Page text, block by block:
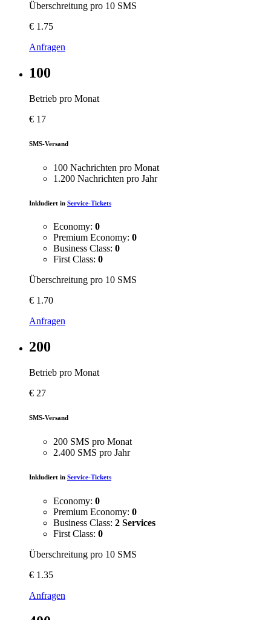
Überschreitung pro 10 SMS
€ 1.75
Anfragen
100
Betrieb pro Monat
€ 17
SMS-Versand
100 Nachrichten pro Monat
1.200 Nachrichten pro Jahr
Inkludiert in Service-Tickets
Economy: 0
Premium Economy: 0
Business Class: 0
First Class: 0
Überschreitung pro 10 SMS
€ 1.70
Anfragen
200
Betrieb pro Monat
€ 27
SMS-Versand
200 SMS pro Monat
2.400 SMS pro Jahr
Inkludiert in Service-Tickets
Economy: 0
Premium Economy: 0
Business Class: 2 Services
First Class: 0
Überschreitung pro 10 SMS
€ 1.35
Anfragen